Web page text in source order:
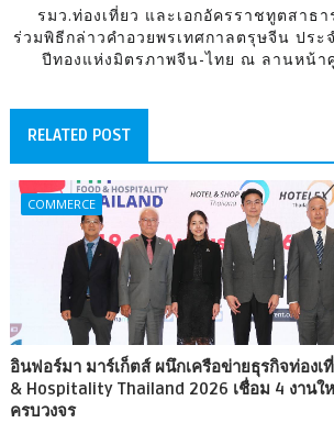
รมว.ท่องเที่ยว และเอกอัครราชทูตสา
ร่วมพิธีกล่าวคำอวยพรเทศกาลตรุษจีน ประ
ปีทองแห่งมิตรภาพจีน-ไทย ณ ลานหน้า
RELATED POST
COMMERCE
อินฟอร์มา มาร์เก็ตส์ ผนึกเครือข่ายธุรกิจท่องเ
& Hospitality Thailand 2026 เชื่อม 4 งานใ
ครบวงจร